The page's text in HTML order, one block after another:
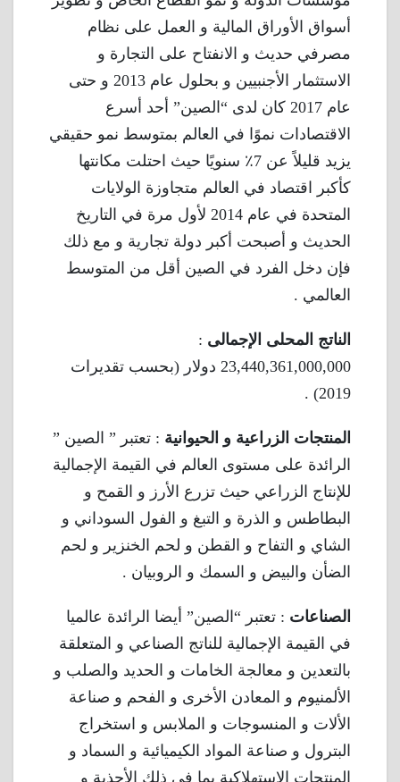
أسواق الأوراق المالية و العمل على نظام
مصرفي حديث و الانفتاح على التجارة و
الاستثمار الأجنبيين و بحلول عام 2013 و حتى
عام 2017 كان لدى “الصين” أحد أسرع
الاقتصادات نموًا في العالم بمتوسط ​​نمو حقيقي
يزيد قليلاً عن 7٪ سنويًا حيث احتلت مكانتها
كأكبر اقتصاد في العالم متجاوزة الولايات
المتحدة في عام 2014 لأول مرة في التاريخ
الحديث و أصبحت أكبر دولة تجارية و مع ذلك
فإن دخل الفرد في الصين أقل من المتوسط ​​
العالمي .
الناتج المحلى الإجمالى :
23,440,361,000,000 دولار (بحسب تقديرات
2019) .
المنتجات الزراعية و الحيوانية : تعتبر ” الصين ”
الرائدة على مستوى العالم في القيمة الإجمالية
للإنتاج الزراعي حيث تزرع الأرز و القمح و
البطاطس و الذرة و التبغ و الفول السوداني و
الشاي و التفاح و القطن و لحم الخنزير و لحم
الضأن والبيض و السمك و الروبيان .
الصناعات : تعتبر “الصين” أيضا الرائدة عالميا
في القيمة الإجمالية للناتج الصناعي و المتعلقة
بالتعدين و معالجة الخامات و الحديد والصلب و
الألمنيوم و المعادن الأخرى و الفحم و صناعة
الألات و المنسوجات و الملابس و استخراج
البترول و صناعة المواد الكيميائية و السماد و
المنتجات الاستهلاكية بما في ذلك الأحذية و